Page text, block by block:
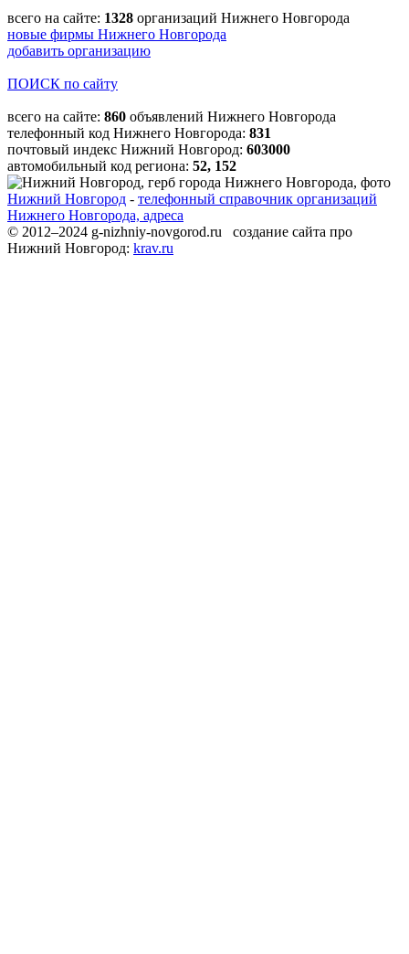
всего на сайте: 1328 организаций Нижнего Новгорода
новые фирмы Нижнего Новгорода
добавить организацию
ПОИСК по сайту
всего на сайте: 860 объявлений Нижнего Новгорода
телефонный код Нижнего Новгорода: 831
почтовый индекс Нижний Новгород: 603000
автомобильный код региона: 52, 152
Нижний Новгород - телефонный справочник организаций
Нижнего Новгорода, адреса
© 2012–2024 g-nizhniy-novgorod.ru создание сайта про
Нижний Новгород: krav.ru